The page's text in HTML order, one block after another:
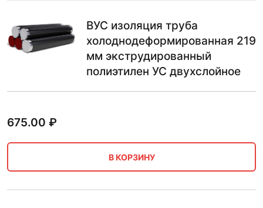
ВУС изоляция труба
холоднодеформированная 219
мм экструдированный
полиэтилен УС двухслойное
675.00 ₽
В КОРЗИНУ